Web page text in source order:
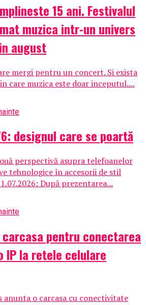
15 ani. Festivalul
muzica intr-un univers
august
mergi pentru un concert. Si exista
care muzica este doar inceputul....
designul care se poartă
perspectivă asupra telefoanelor
tehnologice în accesorii de stil
După prezentarea...
carcasa pentru conectarea
IP la retele celulare
anunta o carcasa cu conectivitate